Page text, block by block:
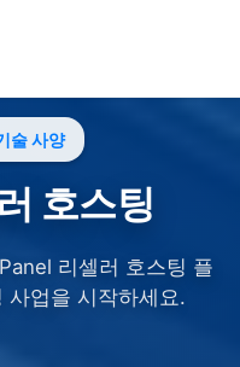
술 사양
호스팅
리셀러 호스팅 플
사업을 시작하세요.